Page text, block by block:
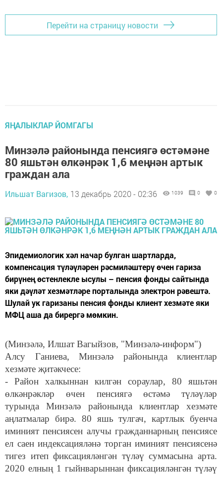
Перейти на страницу новости
ЯҢАЛЫКЛАР ЙОМГАГЫ
Минзәлә районында пенсиягә өстәмәне
80 яшьтән өлкәнрәк 1,6 меңнән артык
граждан ала
Ильшат Вагизов, 13 декабрь 2020 - 02:36 1039 0 0
Эпидемиологик хәл начар булган шартларда,
компенсация түләүләрен рәсмиләштерү өчен гариза
бирүнең өстенлекле ысулы – пенсия фонды сайтында
яки дәүләт хезмәтләре порталында электрон рәвештә.
Шулай ук гаризаны пенсия фонды клиент хезмәте яки
МФЦ аша да бирергә мөмкин.
(Минзәлә, Илшат Вагыйзов, "Минзәлә-информ")
Алсу Ганиева, Минзәлә районында клиентлар
хезмәте җитәкчесе:
- Район халкыннан килгән сораулар, 80 яшьтән
өлкәнрәкләр өчен пенсиягә өстәмә түләүләр
турында Минзәлә районында клиентлар хезмәте
аңлатмалар бирә. 80 яшь тулгач, картлык буенча
иминият пенсиясен алучы гражданнарның пенсиясе
ел саен индексацияләнә торган иминият пенсиясенә
тигез итеп фиксацияләнгән түләү суммасына арта.
2020 елның 1 гыйнварыннан фиксацияләнгән түләү